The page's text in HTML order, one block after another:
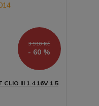
3 910 Kč
- 60 %
III 1.4 16V 1.5